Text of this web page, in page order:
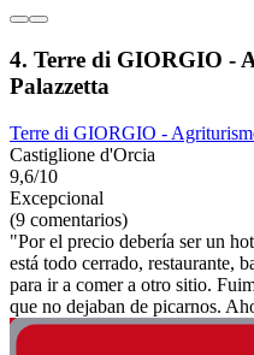
4. Terre di GIORGIO -
Palazzetta
Terre di GIORGIO -
Castiglione d'Orcia
9,6/10
Excepcional
(9 comentarios)
"Por el precio debería ser un
está todo cerrado, restaurante,
para ir a comer a otro sitio.
que no dejaban de picarnos.